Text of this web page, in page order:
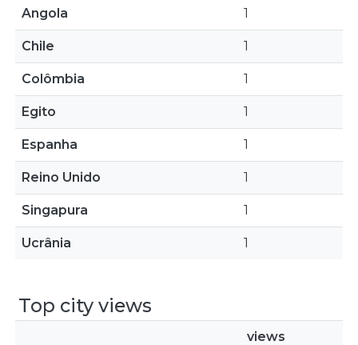
Angola 1
Chile 1
Colômbia 1
Egito 1
Espanha 1
Reino Unido 1
Singapura 1
Ucrânia 1
Top city views
views